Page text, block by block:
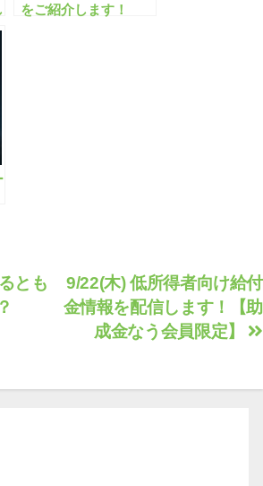
をご紹介します！
9/22(木) 低所得者向け給付
金情報を配信します！【助
成金なう会員限定】
とも